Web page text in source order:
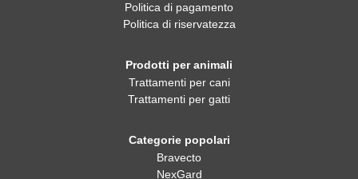
Politica di pagamento
Politica di riservatezza
Prodotti per animali
Trattamenti per cani
Trattamenti per gatti
Categorie popolari
Bravecto
NexGard